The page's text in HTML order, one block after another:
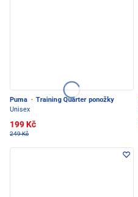
Puma · Training Quarter ponožky
Unisex
199 Kč
249 Kč